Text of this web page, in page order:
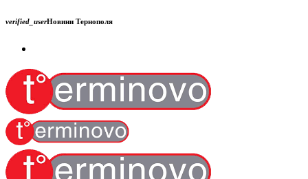
verified_userНовини Тернополя